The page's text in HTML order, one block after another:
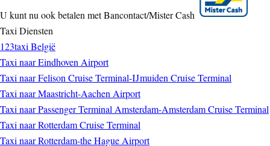
U kunt nu ook betalen met Bancontact/Mister Cash
Taxi Diensten
123taxi België
Taxi naar Eindhoven Airport
Taxi naar Felison Cruise Terminal-IJmuiden Cruise Terminal
Taxi naar Maastricht-Aachen Airport
Taxi naar Passenger Terminal Amsterdam-Amsterdam Cruise Terminal
Taxi naar Rotterdam Cruise Terminal
Taxi naar Rotterdam-the Hague Airport